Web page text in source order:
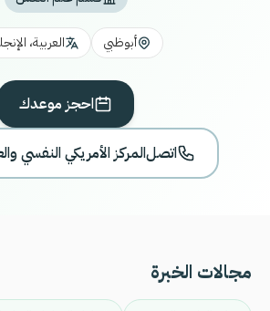
أبوظبي العربية،
احجز موعدك
اتصل800 المركز الأمريكي النفسي
مجالات الخبرة